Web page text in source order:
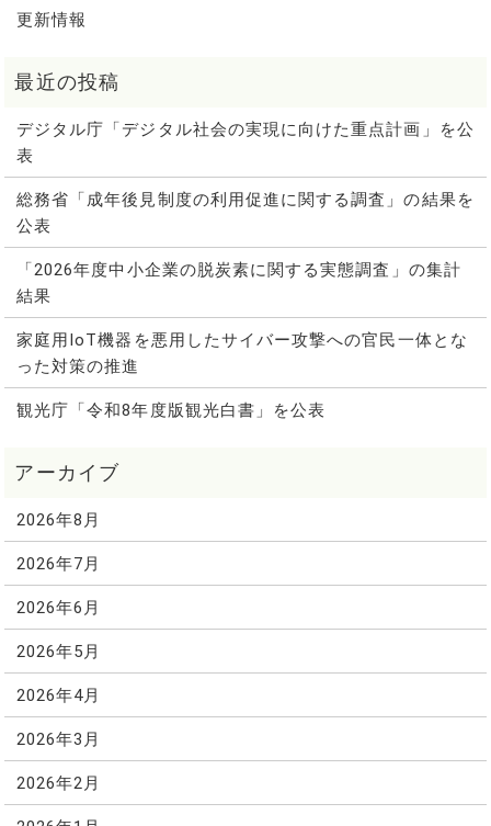
更新情報
デジタル庁「デジタル社会の実現に向けた重点計画」を公
表
総務省「成年後見制度の利用促進に関する調査」の結果を
公表
「2026年度中小企業の脱炭素に関する実態調査」の集計
結果
家庭用IoT機器を悪用したサイバー攻撃への官民一体とな
った対策の推進
観光庁「令和8年度版観光白書」を公表
2026年8月
2026年7月
2026年6月
2026年5月
2026年4月
2026年3月
2026年2月